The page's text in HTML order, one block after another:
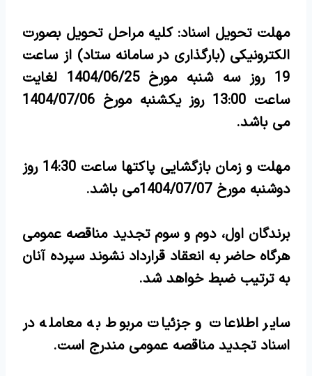
مهلت تحویل اسناد: کلیه مراحل تحویل بصورت
الکترونیکی (بارگذاری در سامانه ستاد) از ساعت
19 روز سه شنبه مورخ 1404/06/25 لغایت
ساعت 13:00 روز یکشنبه مورخ 1404/07/06
می باشد.
مهلت و زمان بازگشایی پاکت­ها ساعت 14:30 روز
دوشنبه مورخ 1404/07/07می باشد.
برندگان اول، دوم و سوم تجدید مناقصه عمومی
هرگاه حاضر به انعقاد قرارداد نشوند سپرده آنان
به ترتیب ضبط خواهد شد.
سایر اطلاعات و جزئیات مربوط به معامله در
اسناد تجدید مناقصه عمومی مندرج است.